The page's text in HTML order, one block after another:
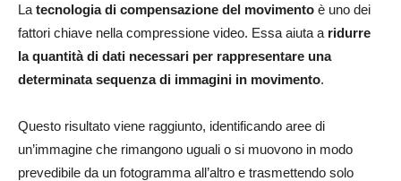
La tecnologia di compensazione del movimento è uno dei
fattori chiave nella compressione video. Essa aiuta a ridurre
la quantità di dati necessari per rappresentare una
determinata sequenza di immagini in movimento.
Questo risultato viene raggiunto, identificando aree di
un’immagine che rimangono uguali o si muovono in modo
prevedibile da un fotogramma all’altro e trasmettendo solo